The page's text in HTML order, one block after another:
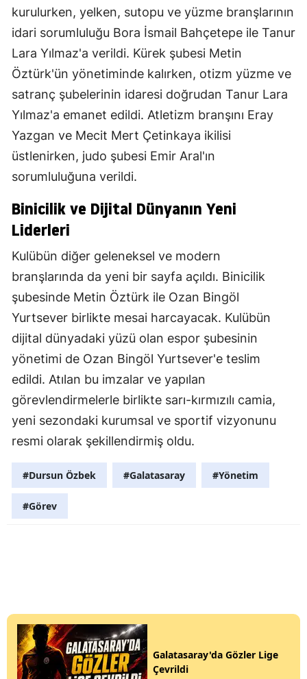
kurulurken, yelken, sutopu ve yüzme branşlarının
idari sorumluluğu Bora İsmail Bahçetepe ile Tanur
Lara Yılmaz'a verildi. Kürek şubesi Metin
Öztürk'ün yönetiminde kalırken, otizm yüzme ve
satranç şubelerinin idaresi doğrudan Tanur Lara
Yılmaz'a emanet edildi. Atletizm branşını Eray
Yazgan ve Mecit Mert Çetinkaya ikilisi
üstlenirken, judo şubesi Emir Aral'ın
sorumluluğuna verildi.
Binicilik ve Dijital Dünyanın Yeni
Liderleri
Kulübün diğer geleneksel ve modern
branşlarında da yeni bir sayfa açıldı. Binicilik
şubesinde Metin Öztürk ile Ozan Bingöl
Yurtsever birlikte mesai harcayacak. Kulübün
dijital dünyadaki yüzü olan espor şubesinin
yönetimi de Ozan Bingöl Yurtsever'e teslim
edildi. Atılan bu imzalar ve yapılan
görevlendirmelerle birlikte sarı-kırmızılı camia,
yeni sezondaki kurumsal ve sportif vizyonunu
resmi olarak şekillendirmiş oldu.
#Dursun Özbek #Galatasaray #Yönetim
#Görev
Galatasaray'da Gözler Lige
Çevrildi